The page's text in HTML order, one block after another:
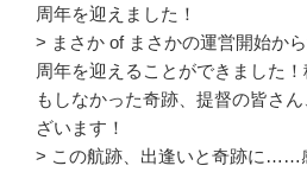
周年を迎えました！
> まさか of まさかの運営開始か
周年を迎えることができました
もしなかった奇跡、提督の皆さ
ざいます！
> この航跡、出逢いと奇跡に……